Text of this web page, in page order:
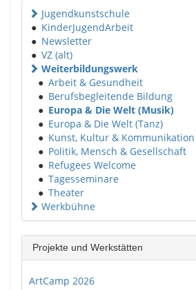
Jugendkunstschule
● KinderJugendArbeit
● Newsletter
● VZ (alt)
Weiterbildungswerk
● Arbeit & Gesundheit
● Berufsbegleitende Bildung
● Europa & Die Welt (Musik)
● Europa & Die Welt (Tanz)
● Kunst, Kultur & Kommunikation
● Politik, Mensch & Gesellschaft
● Refugees Welcome
● Tagesseminare
● Theater
Werkbühne
Projekte und Werkstätten
ArtCamp 2026